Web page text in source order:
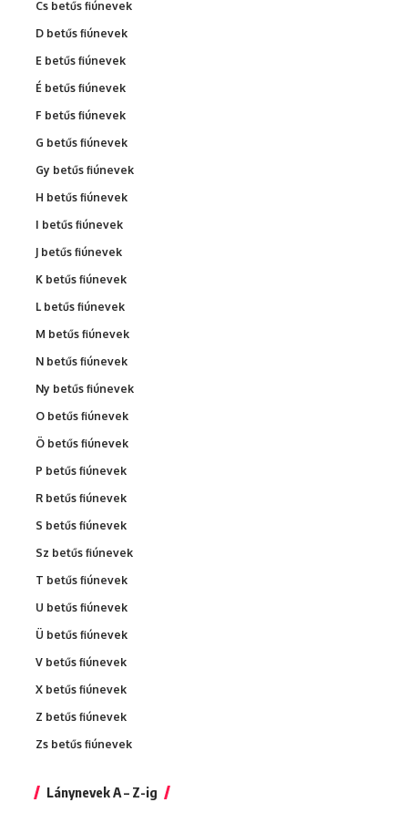
Cs betűs fiúnevek
D betűs fiúnevek
E betűs fiúnevek
É betűs fiúnevek
F betűs fiúnevek
G betűs fiúnevek
Gy betűs fiúnevek
H betűs fiúnevek
I betűs fiúnevek
J betűs fiúnevek
K betűs fiúnevek
L betűs fiúnevek
M betűs fiúnevek
N betűs fiúnevek
Ny betűs fiúnevek
O betűs fiúnevek
Ö betűs fiúnevek
P betűs fiúnevek
R betűs fiúnevek
S betűs fiúnevek
Sz betűs fiúnevek
T betűs fiúnevek
U betűs fiúnevek
Ü betűs fiúnevek
V betűs fiúnevek
X betűs fiúnevek
Z betűs fiúnevek
Zs betűs fiúnevek
Lánynevek A – Z-ig